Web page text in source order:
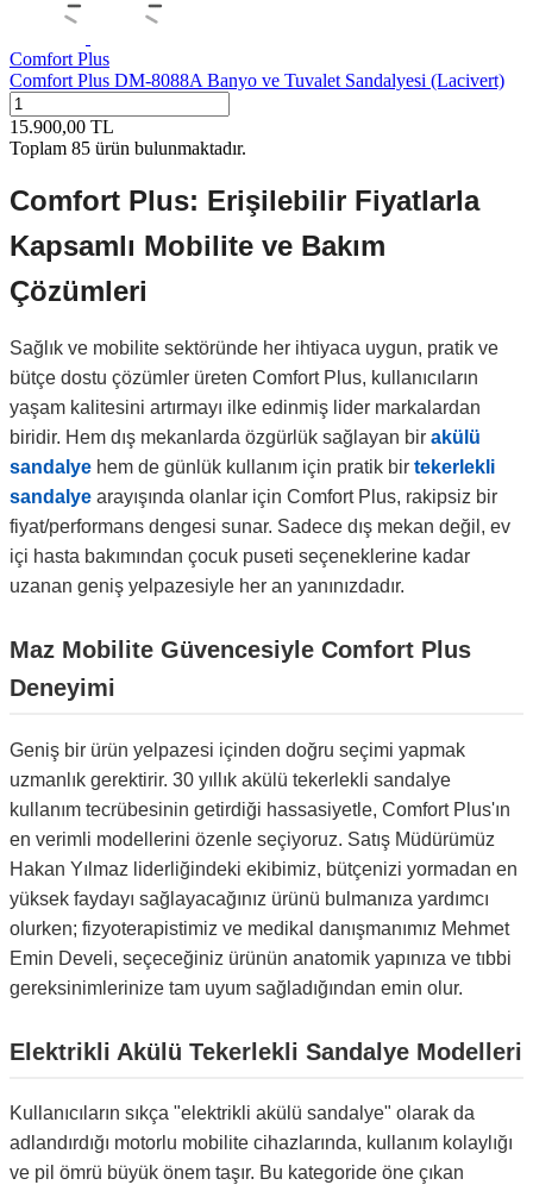
Comfort Plus
Comfort Plus DM-8088A Banyo ve Tuvalet Sandalyesi (Lacivert)
15.900,00 TL
Toplam 85 ürün bulunmaktadır.
Comfort Plus: Erişilebilir Fiyatlarla
Kapsamlı Mobilite ve Bakım
Çözümleri
Sağlık ve mobilite sektöründe her ihtiyaca uygun, pratik ve
bütçe dostu çözümler üreten Comfort Plus, kullanıcıların
yaşam kalitesini artırmayı ilke edinmiş lider markalardan
biridir. Hem dış mekanlarda özgürlük sağlayan bir akülü
sandalye hem de günlük kullanım için pratik bir tekerlekli
sandalye arayışında olanlar için Comfort Plus, rakipsiz bir
fiyat/performans dengesi sunar. Sadece dış mekan değil, ev
içi hasta bakımından çocuk puseti seçeneklerine kadar
uzanan geniş yelpazesiyle her an yanınızdadır.
Maz Mobilite Güvencesiyle Comfort Plus
Deneyimi
Geniş bir ürün yelpazesi içinden doğru seçimi yapmak
uzmanlık gerektirir. 30 yıllık akülü tekerlekli sandalye
kullanım tecrübesinin getirdiği hassasiyetle, Comfort Plus'ın
en verimli modellerini özenle seçiyoruz. Satış Müdürümüz
Hakan Yılmaz liderliğindeki ekibimiz, bütçenizi yormadan en
yüksek faydayı sağlayacağınız ürünü bulmanıza yardımcı
olurken; fizyoterapistimiz ve medikal danışmanımız Mehmet
Emin Develi, seçeceğiniz ürünün anatomik yapınıza ve tıbbi
gereksinimlerinize tam uyum sağladığından emin olur.
Elektrikli Akülü Tekerlekli Sandalye Modelleri
Kullanıcıların sıkça "elektrikli akülü sandalye" olarak da
adlandırdığı motorlu mobilite cihazlarında, kullanım kolaylığı
ve pil ömrü büyük önem taşır. Bu kategoride öne çıkan